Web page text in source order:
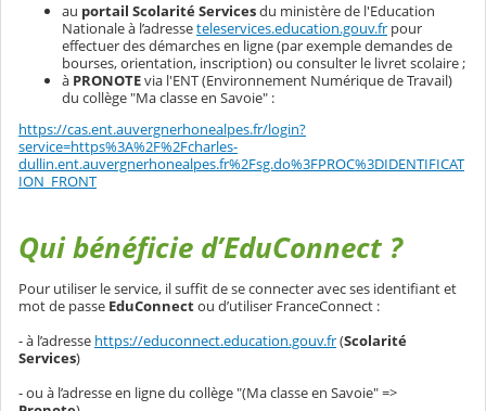
au portail Scolarité Servicesdu ministère de l'Education
Nationale à l’adresseteleservices.education.gouv.fr pour
effectuer des démarches en ligne (par exemple demandes de
bourses, orientation, inscription) ou consulter le livret scolaire ;
à PRONOTEvia l'ENT (Environnement Numérique de Travail)
du collège "Ma classe en Savoie" :
https://cas.ent.auvergnerhonealpes.fr/login?
service=https%3A%2F%2Fcharles-
dullin.ent.auvergnerhonealpes.fr%2Fsg.do%3FPROC%3DIDENTIFICAT
ION_FRONT
Qui bénéficie d’EduConnect ?
Pour utiliser le service, il suffit de se connecter avec ses identifiant et
mot de passe EduConnectou d’utiliser FranceConnect :
- à l’adresse https://educonnect.education.gouv.fr(Scolarité
Services)
- ou à l’adresse en ligne du collège "(Ma classe en Savoie" =>